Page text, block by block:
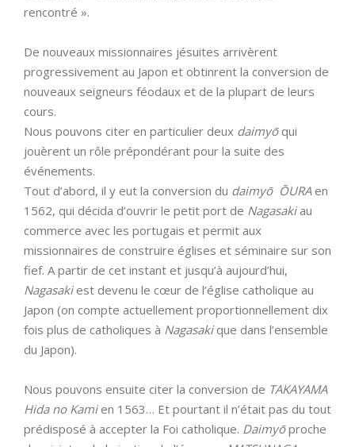
rencontré ».
De nouveaux missionnaires jésuites arrivèrent
progressivement au Japon et obtinrent la conversion de
nouveaux seigneurs féodaux et de la plupart de leurs
cours.
Nous pouvons citer en particulier deux daimyōqui
jouèrent un rôle prépondérant pour la suite des
événements.
Tout d’abord, il y eut la conversion du daimyō ŌURAen
1562, qui décida d’ouvrir le petit port de Nagasakiau
commerce avec les portugais et permit aux
missionnaires de construire églises et séminaire sur son
fief. A partir de cet instant et jusqu’à aujourd’hui,
Nagasakiest devenu le cœur de l’église catholique au
Japon (on compte actuellement proportionnellement dix
fois plus de catholiques à Nagasakique dans l’ensemble
du Japon).
Nous pouvons ensuite citer la conversion de TAKAYAMA
Hida no Kamien 1563… Et pourtant il n’était pas du tout
prédisposé à accepter la Foi catholique. Daimyōproche